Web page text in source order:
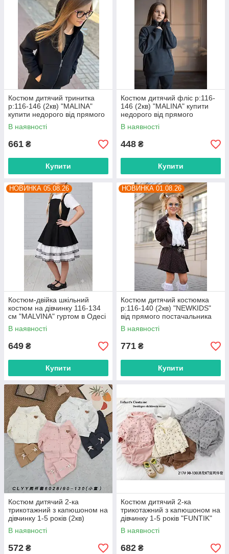
Костюм дитячий тринитка
р:116-146 (2кв) "MALINA"
купити недорого від прямого
постачальника
В наявності
661 ₴
Купити
Костюм дитячий фліс р:116-
146 (2кв) "MALINA" купити
недорого від прямого
постачальника
В наявності
448 ₴
Купити
НОВИНКА 05.08.26
Костюм-двійка шкільний
костюм на дівчинку 116-134
см "MALVINA" гуртом в Одесі
на 7км
В наявності
649 ₴
Купити
НОВИНКА 01.08.26
Костюм дитячий костюмка
р:116-140 (2кв) "NEWKIDS"
від прямого постачальника
В наявності
771 ₴
Купити
Костюм дитячий 2-ка
трикотажний з капюшоном на
дівчинку 1-5 років (2кв)
"FUNTIK" купити недорого від
прямого постачальника
В наявності
572 ₴
Костюм дитячий 2-ка
трикотажний з капюшоном на
дівчинку 1-5 років "FUNTIK"
купити недорого від прямого
постачальника
В наявності
682 ₴